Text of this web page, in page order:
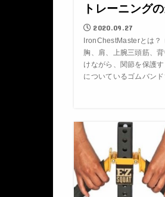
トレーニング
2020.09.27
IronChestMasterとは？
胸、肩、上腕三頭筋、
けながら、関節を保護
についているゴムバン